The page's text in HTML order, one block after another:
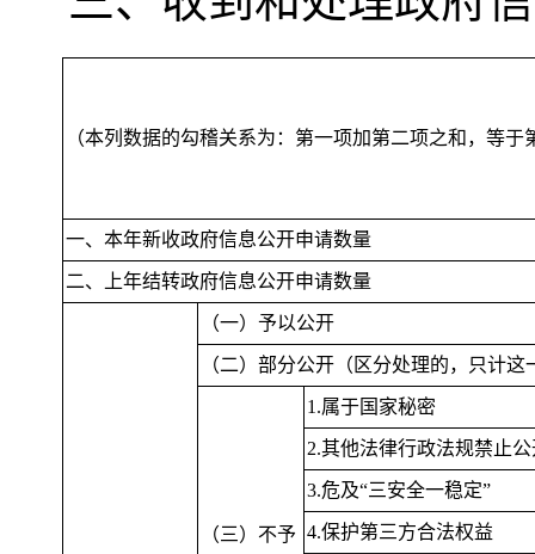
（本列数据的勾稽关系为：第一项加第二项之和 ，等于
一、本年新收政府信息公开申请数量
二、上年结转政府信息公开申请数量
（一）予以公开
（二）部分公开（区分处理的， 只计这
（三）不予
1.属于国家秘密
2.其他法律行政法规禁止
3.危及“三安全一稳定”
4.保护第三方合法权益